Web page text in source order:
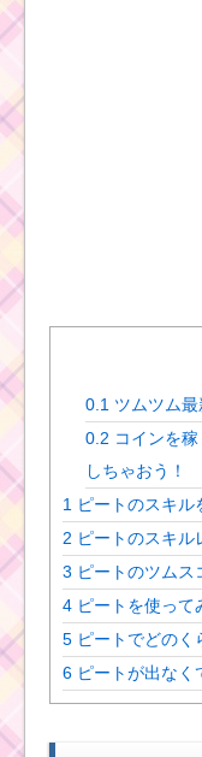
0.1 ツムツム最
0.2 コインを
しちゃおう！
1 ピートのスキル
2 ピートのスキル
3 ピートのツムス
4 ピートを使って
5 ピートでどのく
6 ピートが出なく